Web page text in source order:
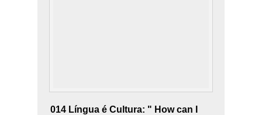
014 Língua é Cultura: " How can I